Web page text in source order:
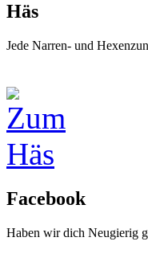
Häs
Jede Narren- und
Facebook
Haben wir dich Neugierig